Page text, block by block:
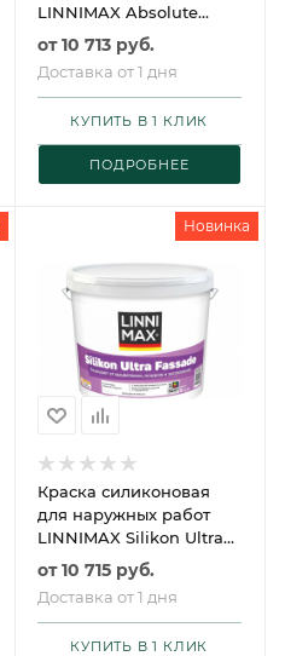
LINNIMAX Absolute
Silikat Fassade /
ЛИННИМАКС Абсолют
Силикат Фасад
от10 713 руб.
Доставка от 1 дня
ПОДРОБНЕЕ
КУПИТЬ В 1 КЛИК
Новинка
Краска силиконовая
для наружных работ
LINNIMAX Silikon Ultra
Fassade / ЛИННИМАКС
Силикон Ультра Фасад
от10 715 руб.
Доставка от 1 дня
КУПИТЬ В 1 КЛИК